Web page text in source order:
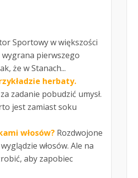
Sportowy w większości
pierwszego
że w Stanach...
herbaty.
zadanie pobudzić umysł.
jest zamiast soku
włosów? Rozdwojone
włosów. Ale na
aby zapobiec